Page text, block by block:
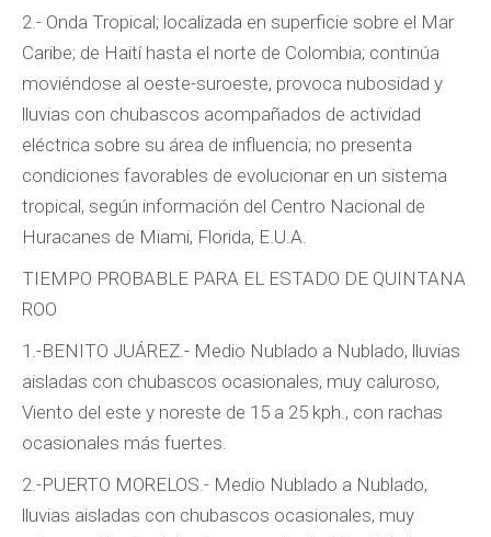
2.- Onda Tropical; localizada en superficie sobre el Mar
Caribe; de Haití hasta el norte de Colombia; continúa
moviéndose al oeste-suroeste, provoca nubosidad y
lluvias con chubascos acompañados de actividad
eléctrica sobre su área de influencia; no presenta
condiciones favorables de evolucionar en un sistema
tropical, según información del Centro Nacional de
Huracanes de Miami, Florida, E.U.A.
TIEMPO PROBABLE PARA EL ESTADO DE QUINTANA
ROO
1.-BENITO JUÁREZ.- Medio Nublado a Nublado, lluvias
aisladas con chubascos ocasionales, muy caluroso,
Viento del este y noreste de 15 a 25 kph., con rachas
ocasionales más fuertes.
2.-PUERTO MORELOS.- Medio Nublado a Nublado,
lluvias aisladas con chubascos ocasionales, muy